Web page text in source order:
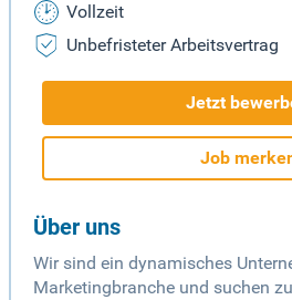
Vollzeit
Unbefristeter Arbeitsvertrag
Jetzt
Job
Über uns
Wir sind ein dynamisches
Marketingbranche und suchen